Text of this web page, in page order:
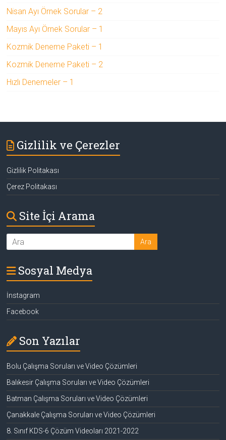
Nisan Ayı Örnek Sorular – 2
Mayıs Ayı Örnek Sorular – 1
Kozmik Deneme Paketi – 1
Kozmik Deneme Paketi – 2
Hızlı Denemeler – 1
Gizlilik ve Çerezler
Gizlilik Politakası
Çerez Politakası
Site İçi Arama
Sosyal Medya
İnstagram
Facebook
Son Yazılar
Bolu Çalışma Soruları ve Video Çözümleri
Balıkesir Çalışma Soruları ve Video Çözümleri
Batman Çalışma Soruları ve Video Çözümleri
Çanakkale Çalışma Soruları ve Video Çözümleri
8. Sınıf KDS-6 Çözüm Videoları 2021-2022